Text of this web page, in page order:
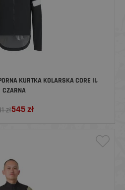
KURTKA KOLARSKA CORE II,
CZARNA
zł545zł